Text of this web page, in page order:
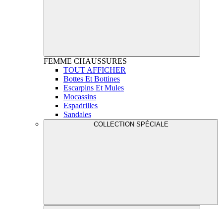
FEMME CHAUSSURES
TOUT AFFICHER
Bottes Et Bottines
Escarpins Et Mules
Mocassins
Espadrilles
Sandales
COLLECTION SPÉCIALE